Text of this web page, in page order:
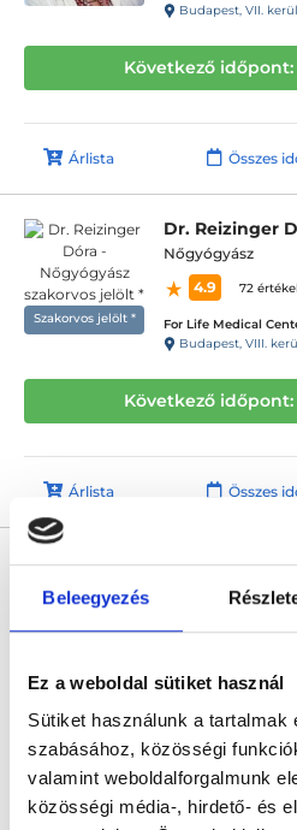
Beleegyezés
Ez a weboldal sütiket használ
Sütiket használunk a
szabásához, közösségi
valamint weboldalforgalmunk
közösségi média-, hirdető- és
Budapest, VII. kerület,
Következő időpont:
Árlista Összes
Szakorvos jelölt *
Dr. Reizinger
Nőgyógyász
4.9
72
For Life Medical
Budapest, VIII. kerület,
Következő időpont:
Árlista Összes
Dr. Molnár
Nőgyógyász
Budapest, VIII.
Következő időpont:
Árlista Összes